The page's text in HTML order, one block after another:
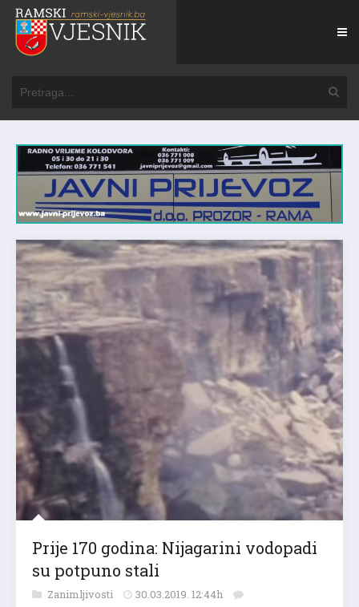
Prije 170 godina: Nijagarini vodopadi
su potpuno stali
Zanimljivosti 30.03.2019. 12:44h